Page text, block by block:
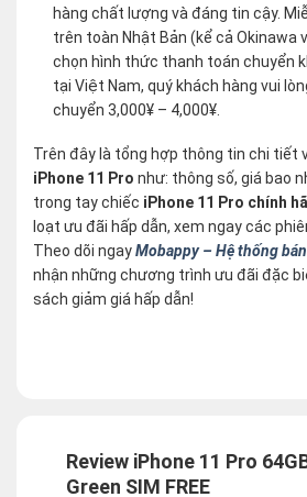
hàng chất lượng và đáng tin cậy.
trên toàn Nhật Bản (kể cả Okinawa
chọn hình thức thanh toán chuyển
tại Việt Nam, quý khách hàng vui
chuyển 3,000¥ – 4,000¥.
Trên đây là tổng hợp thông tin chi tiết
iPhone 11 Pro như: thông số, giá bao
trong tay chiếc iPhone 11 Pro chính
loạt ưu đãi hấp dẫn, xem ngay các
Theo dõi ngayMobappy – Hệ thống
nhận những chương trình ưu đãi đặc
sách giảm giá hấp dẫn!
Review iPhone 11 Pro
Green SIM FREE